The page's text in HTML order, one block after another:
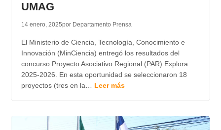
UMAG
14 enero, 2025por Departamento Prensa
El Ministerio de Ciencia, Tecnología, Conocimiento e
Innovación (MinCiencia) entregó los resultados del
concurso Proyecto Asociativo Regional (PAR) Explora
2025-2026. En esta oportunidad se seleccionaron 18
proyectos (tres en la… Leer más